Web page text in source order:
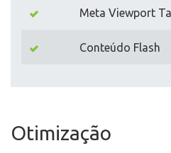
Meta Viewport
Conteúdo Flash
Otimização